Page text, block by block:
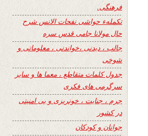
فرهنگی.
تکملهء حواشی نفحات الانس شرح
حال مولانا جامی قدس سره
جالب ، دیدنی ،خواندنی ، معلوماتی و
شوخی
جدول کلمات متقاطع ، معما ها و سایر
سرگرمی های فکری
جرم ، جنایت ، خونریزی و بی امنیتی
در کشور
جوانان و کودکان